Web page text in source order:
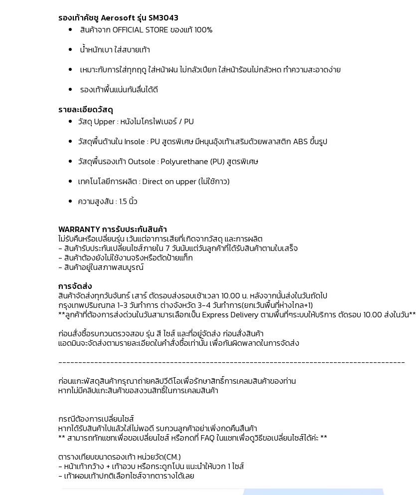
รองเท้าคัชชู Aerosoft รุ่น SM3043
สินค้าจาก OFFICIAL STORE ของแท้ 100%
น้ำหนักเบา ใส่สบายเท้า
เหมาะกับการใส่ทุกฤดู ใส่หน้าฝน ไม่กลัวเปียก ใส่หน้าร้อนไม่กลัวหด ทำความสะอาดง่าย
รองเท้าพื้นแน่นกันลื่นได้ดี
รายละเอียดวัสดุ
วัสดุ Upper : หนังไมโครไฟเบอร์ / PU
วัสดุพื้นด้านใน Insole : PU สูตรพิเศษ มีหนุนอุ้งเท้าเสริมด้วยพลาสติก ABS ขึ้นรูป
วัสดุพื้นรองเท้า Outsole : Polyurethane (PU) สูตรพิเศษ
เทคโนโลยีการผลิต : Direct on upper (ไม่ใช้กาว)
ความสูงส้น : 1.5 นิ้ว
WARRANTY การรับประกันสินค้า
ไม่รับคืนหรือเปลี่ยนรุ่น เว้นแต่อาการเสียที่เกิดจากวัสดุ และการผลิต
- สินค้ารับประกันเปลี่ยนไซส์ภายใน 7 วันนับแต่วันลูกค้าที่ได้รับสินค้าตามใบเสร็จ
- สินค้าต้องยังไม่ใช้งานจริงหรือตัดป้ายแท็ก
- สินค้าอยู่ในสภาพสมบูรณ์
การจัดส่ง
สินค้าจัดส่งทุกวันจันทร์ เสาร์ ตัดรอบส่งรอบเช้าเวลา 10.00 น. หลังจากนั้นส่งในวันถัดไป
กรุงเทพปริมณฑล 1-3 วันทำการ ต่างจังหวัด 3-4 วันทำการ(ยกเว้นพื้นที่ห่างไกล+1)
**ลูกค้าที่ต้องการส่งด่วนในวันสามารเลือกเป็น Express Delivery ตามพื้นที่ๆระบบให้บริการ ตัดรอบ 10.00 ส่งในวัน**
ก่อนสั่งซื้อรบกวนตรวจสอบ รุ่น สี ไซส์ และที่อยู่จัดส่ง ก่อนสั่งสินค้า
แอดมินจะจัดส่งตามรายละเอียดในคำสั่งซื้อเท่านั้น เพื่อกันผิดพลาดในการจัดส่ง
---------------------------------------------------------------------------------------
ก่อนแกะพัสดุสินค้ากรุณาถ่ายคลิปวีดีโอเพื่อรักษาสิทธิ์การเคลมสินค้าของท่าน
หากไม่มีคลิปแกะสินค้าขอสงวนสิทธิ์ในการเคลมสินค้า
กรณีต้องการเปลี่ยนไซส์
หากได้รับสินค้าไปแล้วใส่ไม่พอดี รบกวนลูกค้าอย่าเพิ่งกดคืนสืนค้า
** สามารถทักแชทเพื่อขอเปลี่ยนไซส์ หรือกดที่ FAQ ในแชทเพื่อดูวิธีขอเปลี่ยนไซส์ได้ค่ะ **
ตารางเทียบขนาดรองเท้า หน่วยวัด(CM.)
- หน้าเท้ากว้าง + เท้าอวบ หรือกระดูกโปน แนะนำให้บวก 1 ไซส์
- เท้าผอมเท้าปกติเลือกไซส์จากตารางได้เลย